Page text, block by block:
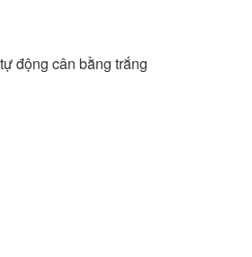
động cân bằng trắng